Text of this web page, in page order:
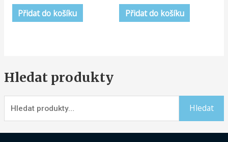
Hledat produkty
Hledat
z
Přidat do košíku
z
Přidat do košíku